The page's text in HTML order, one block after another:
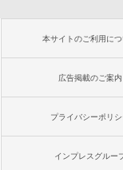
本サイトのご利用につ
広告掲載のご案内
プライバシーポリシ
インプレスグルー